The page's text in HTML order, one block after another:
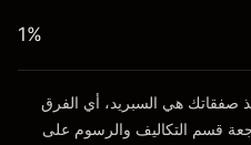
1%
صفقاتك هي السبريد، أي الفرق
قسم التكاليف والرسوم على